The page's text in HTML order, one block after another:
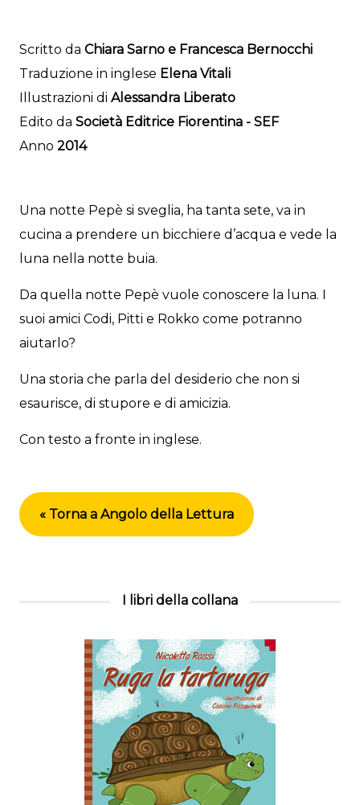
Scritto da Chiara Sarno e Francesca Bernocchi
Traduzione in inglese Elena Vitali
Illustrazioni di Alessandra Liberato
Edito da Società Editrice Fiorentina - SEF
Anno 2014
Una notte Pepè si sveglia, ha tanta sete, va in
cucina a prendere un bicchiere d’acqua e vede la
luna nella notte buia.
Da quella notte Pepè vuole conoscere la luna. I
suoi amici Codi, Pitti e Rokko come potranno
aiutarlo?
Una storia che parla del desiderio che non si
esaurisce, di stupore e di amicizia.
Con testo a fronte in inglese.
« Torna a Angolo della Lettura
I libri della collana